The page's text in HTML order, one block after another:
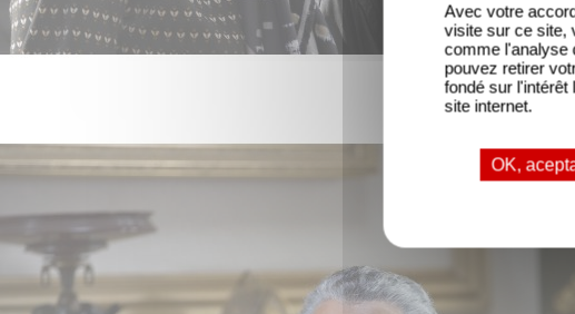
Avec votre
visite sur ce site,
comme l'analyse
pouvez retirer
fondé sur l'intérêt
site internet.
OK,